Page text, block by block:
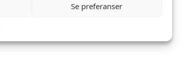
Se preferanser